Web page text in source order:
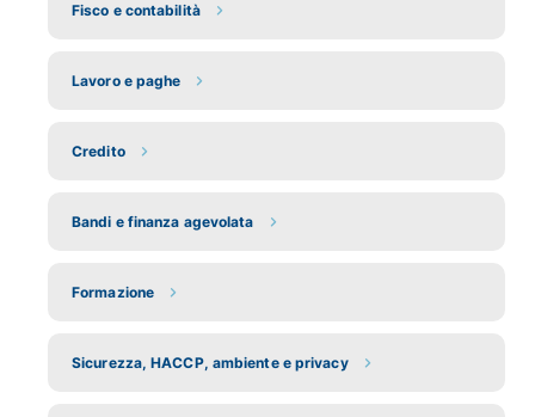
Fisco e contabilità
Lavoro e paghe
Credito
Bandi e finanza agevolata
Formazione
Sicurezza, HACCP, ambiente e privacy